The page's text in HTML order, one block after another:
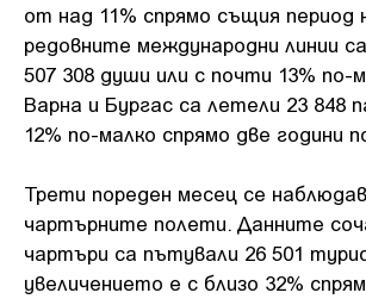
от над 11% спрямо същия период
редовните международни линии
507 308 души или с почти 13% по-
Варна и Бургас са летели 23 848
12% по-малко спрямо две години
Трети пореден месец се
чартърните полети. Данните
чартъри са пътували 26 501
увеличението е с близо 32%